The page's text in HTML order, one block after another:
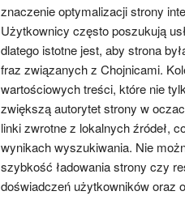
znaczenie optymalizacji strony
Użytkownicy często poszukują
dlatego istotne jest, aby strona
fraz związanych z Chojnicami.
wartościowych treści, które nie
zwiększą autorytet strony w
linki zwrotne z lokalnych źródeł,
wynikach wyszukiwania. Nie
szybkość ładowania strony czy
doświadczeń użytkowników oraz